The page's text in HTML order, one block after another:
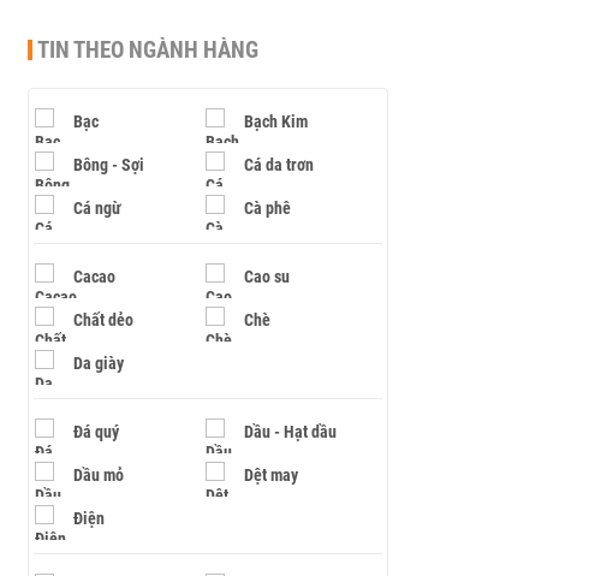
TIN THEO NGÀNH HÀNG
Bạc Bạch Kim
Bông - Sợi Cá da trơn
Cá ngừ Cà phê
Cacao Cao su
Chất dẻo Chè
Da giày
Đá quý Dầu - Hạt dầu
Dầu mỏ Dệt may
Điện